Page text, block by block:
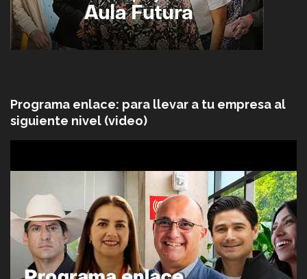
Programa enlace: para llevar a tu empresa al
siguiente nivel (video)